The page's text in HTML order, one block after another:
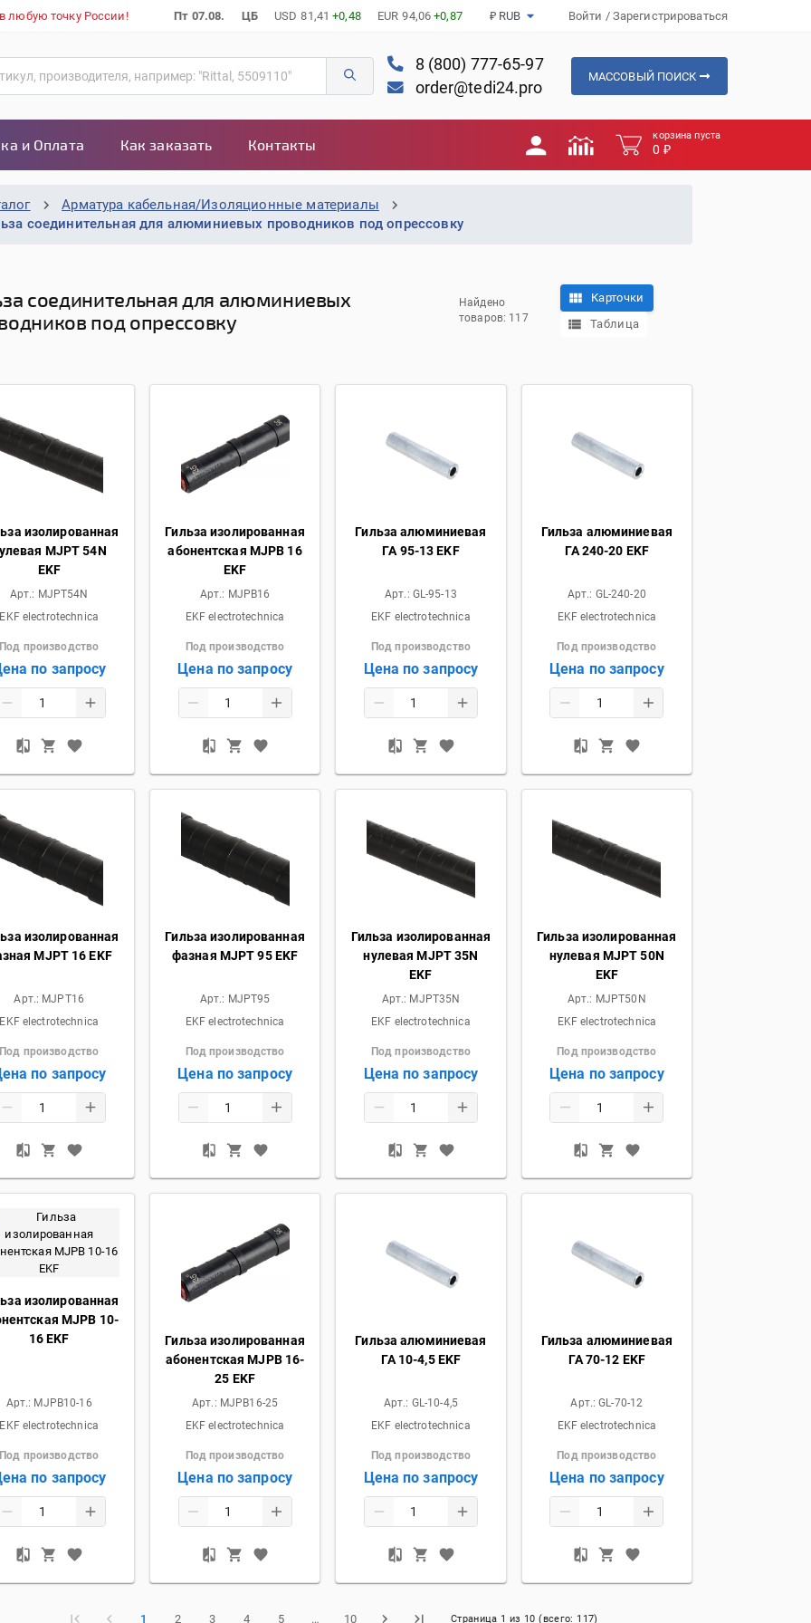
любую точку России! Пт 07.08. ЦБ USD 81,41 +0,48 EUR 94,06 +0,87 ₽ RUB Войти / Зарегистрироваться
8 (800) 777-65-97
order@tedi24.pro
МАССОВЫЙ ПОИСК
и Оплата Как заказать Контакты
корзина пуста
0 ₽
Арматура кабельная/Изоляционные материалы
соединительная для алюминиевых проводников под опрессовку
соединительная для алюминиевых
под опрессовку
Найдено
товаров: 117
Карточки
Таблица
изолированная
MJPT 54N
EKF
Арт.: MJPT54N
EKF electrotechnica
Под производство
по запросу
Гильза изолированная
абонентская MJPB 16
EKF
Арт.: MJPB16
EKF electrotechnica
Под производство
Цена по запросу
Гильза алюминиевая
ГА 95-13 EKF
Арт.: GL-95-13
EKF electrotechnica
Под производство
Цена по запросу
Гильза алюминиевая
ГА 240-20 EKF
Арт.: GL-240-20
EKF electrotechnica
Под производство
Цена по запросу
изолированная
MJPT 16 EKF
Арт.: MJPT16
EKF electrotechnica
Под производство
по запросу
Гильза изолированная
фазная MJPT 95 EKF
Арт.: MJPT95
EKF electrotechnica
Под производство
Цена по запросу
Гильза изолированная
нулевая MJPT 35N
EKF
Арт.: MJPT35N
EKF electrotechnica
Под производство
Цена по запросу
Гильза изолированная
нулевая MJPT 50N
EKF
Арт.: MJPT50N
EKF electrotechnica
Под производство
Цена по запросу
изолированная
MJPB 10-
16 EKF
Арт.: MJPB10-16
EKF electrotechnica
Под производство
по запросу
Гильза изолированная
абонентская MJPB 16-
25 EKF
Арт.: MJPB16-25
EKF electrotechnica
Под производство
Цена по запросу
Гильза алюминиевая
ГА 10-4,5 EKF
Арт.: GL-10-4,5
EKF electrotechnica
Под производство
Цена по запросу
Гильза алюминиевая
ГА 70-12 EKF
Арт.:GL-70-12
EKF electrotechnica
Под производство
Цена по запросу
1 2 3 4 5 … 10 Страница 1 из 10 (всего: 117)